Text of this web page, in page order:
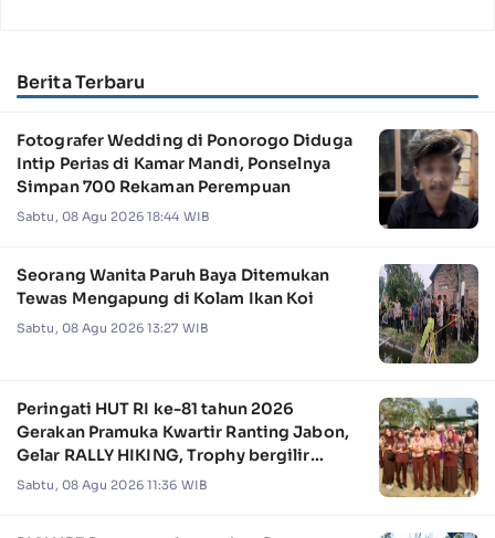
Berita Terbaru
Fotografer Wedding di Ponorogo Diduga
Intip Perias di Kamar Mandi, Ponselnya
Simpan 700 Rekaman Perempuan
Sabtu, 08 Agu 2026 18:44 WIB
Seorang Wanita Paruh Baya Ditemukan
Tewas Mengapung di Kolam Ikan Koi
Sabtu, 08 Agu 2026 13:27 WIB
Peringati HUT RI ke-81 tahun 2026
Gerakan Pramuka Kwartir Ranting Jabon,
Gelar RALLY HIKING, Trophy bergilir
Camat Jabon
Sabtu, 08 Agu 2026 11:36 WIB